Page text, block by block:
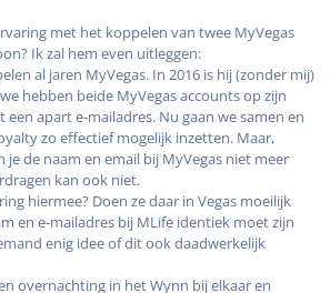
met het koppelen van twee MyVegas
Ik zal hem even uitleggen:
al jaren MyVegas. In 2016 is hij (zonder mij)
hebben beide MyVegas accounts op zijn
een apart e-mailadres. Nu gaan we samen en
zo effectief mogelijk inzetten. Maar,
je de naam en email bij MyVegas niet meer
kan ook niet.
hiermee? Doen ze daar in Vegas moeilijk
en e-mailadres bij MLife identiek moet zijn
enig idee of dit ook daadwerkelijk
overnachting in het Wynn bij elkaar en